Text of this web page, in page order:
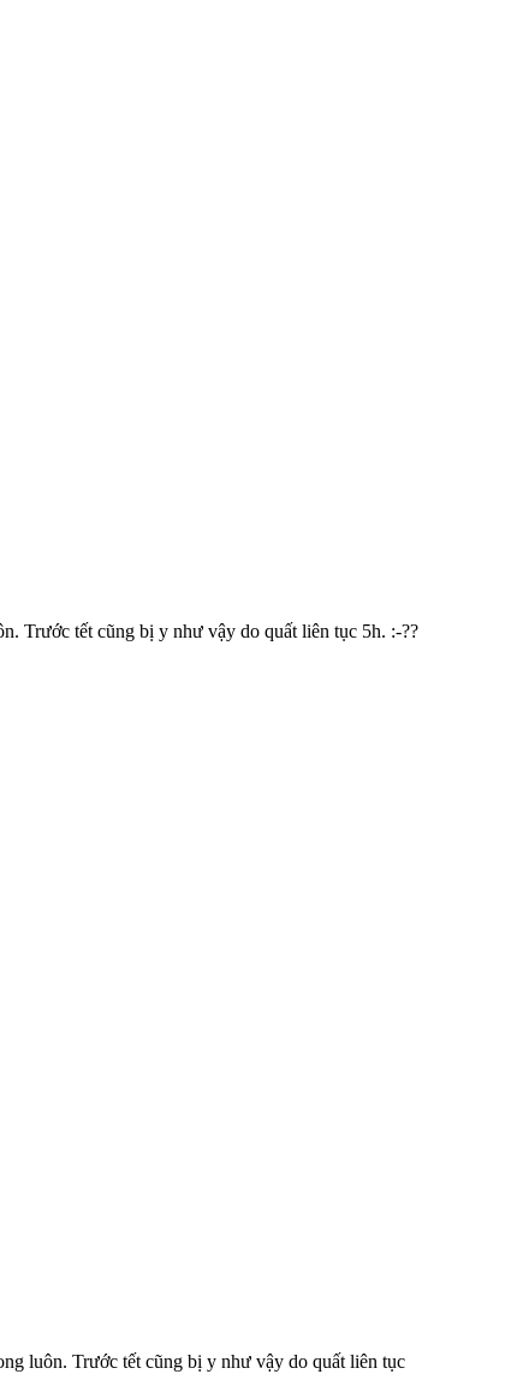
Trước tết cũng bị y như vậy do quất liên tục 5h. :-??
luôn. Trước tết cũng bị y như vậy do quất liên tục